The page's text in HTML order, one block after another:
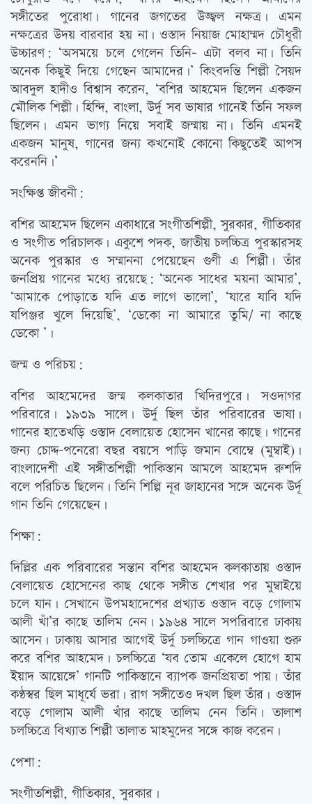
সঙ্গীতের পুরোধা। গানের জগতের উজ্জ্বল নক্ষত্র। এমন
নক্ষত্রের উদয় বারবার হয় না। ওস্তাদ নিয়াজ মোহাম্মদ চৌধুরী
উচ্চারণ: ‘অসময়ে চলে গেলেন তিনি- এটা বলব না। তিনি
অনেক কিছুই দিয়ে গেছেন আমাদের।’ কিংবদন্তি শিল্পী সৈয়দ
আবদুল হাদীও বিশ্বাস করেন, ‘বশির আহমেদ ছিলেন একজন
মৌলিক শিল্পী। হিন্দি, বাংলা, উর্দু সব ভাষার গানেই তিনি সফল
ছিলেন। এমন ভাগ্য নিয়ে সবাই জন্মায় না। তিনি এমনই
একজন মানুষ, গানের জন্য কখনোই কোনো কিছুতেই আপস
করেননি।’
সংক্ষিপ্ত জীবনী:
বশির আহমেদ ছিলেন একাধারে সংগীতশিল্পী, সুরকার, গীতিকার
ও সংগীত পরিচালক। একুশে পদক, জাতীয় চলচ্চিত্র পুরস্কারসহ
অনেক পুরস্কার ও সম্মাননা পেয়েছেন গুণী এ শিল্পী। তাঁর
জনপ্রিয় গানের মধ্যে রয়েছে: ‘অনেক সাধের ময়না আমার’,
‘আমাকে পোড়াতে যদি এত লাগে ভালো’, ‘যারে যাবি যদি
যপিঞ্জর খুলে দিয়েছি’, ‘ডেকো না আমারে তুমি/ না কাছে
ডেকো ’।
জন্ম ও পরিচয়:
বশির আহমেদের জন্ম কলকাতার খিদিরপুরে। সওদাগর
পরিবারে। ১৯৩৯ সালে। উর্দু ছিল তাঁর পরিবারের ভাষা।
গানের হাতেখড়ি ওস্তাদ বেলায়েত হোসেন খানের কাছে। গানের
জন্য চোদ্দ-পনেরো বছর বয়সে পাড়ি জমান বোম্বে (মুম্বাই)।
বাংলাদেশী এই সঙ্গীতশিল্পী পাকিস্তান আমলে আহমেদ রুশদি
বলে পরিচিত ছিলেন। তিনি শিল্পি নূর জাহানের সঙ্গে অনেক উর্দূ
গান তিনি গেয়েছেন।
শিক্ষা:
দিল্লির এক পরিবারের সন্তান বশির আহমেদ কলকাতায় ওস্তাদ
বেলায়েত হোসেনের কাছ থেকে সঙ্গীত শেখার পর মুম্বাইয়ে
চলে যান। সেখানে উপমহাদেশের প্রখ্যাত ওস্তাদ বড়ে গোলাম
আলী খাঁ’র কাছে তালিম নেন। ১৯৬৪ সালে সপরিবারে ঢাকায়
আসেন। ঢাকায় আসার আগেই উর্দু চলচ্চিত্রে গান গাওয়া শুরু
করে বশির আহমেদ। চলচ্চিত্রে ‘যব তোম একেলে হোগে হাম
ইয়াদ আয়েঙ্গে’ গানটি পাকিস্তানে ব্যাপক জনপ্রিয়তা পায়। তাঁর
কণ্ঠস্বর ছিল মাধূর্যে ভরা। রাগ সঙ্গীতেও দখল ছিল তাঁর। ওস্তাদ
বড়ে গোলাম আলী খাঁর কাছে তালিম নেন তিনি। তালাশ
চলচ্চিত্রে বিখ্যাত শিল্পী তালাত মাহমুদের সঙ্গে কাজ করেন।
পেশা:
সংগীতশিল্পী, গীতিকার, সুরকার।